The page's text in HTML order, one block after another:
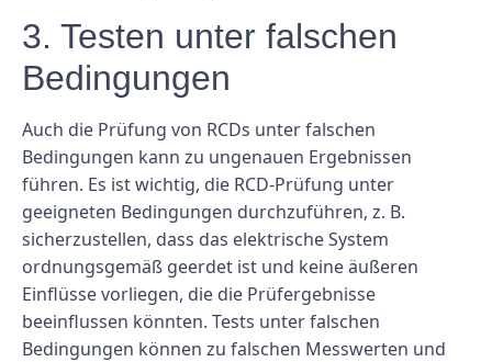
3. Testen unter falschen
Bedingungen
Auch die Prüfung von RCDs unter falschen
Bedingungen kann zu ungenauen Ergebnissen
führen. Es ist wichtig, die RCD-Prüfung unter
geeigneten Bedingungen durchzuführen, z. B.
sicherzustellen, dass das elektrische System
ordnungsgemäß geerdet ist und keine äußeren
Einflüsse vorliegen, die die Prüfergebnisse
beeinflussen könnten. Tests unter falschen
Bedingungen können zu falschen Messwerten und